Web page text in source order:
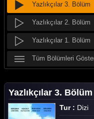
Yazlıkçılar 3. Bölüm
Yazlıkçılar 2. Bölüm
Yazlıkçılar 1. Bölüm
Tüm Bölümleri
Yazlıkçılar 3.
Tur : Dizi